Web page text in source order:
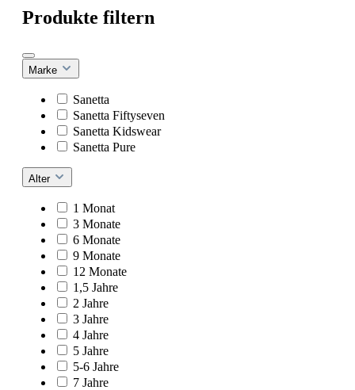
Produkte filtern
Marke
Sanetta
Sanetta Fiftyseven
Sanetta Kidswear
Sanetta Pure
Alter
1 Monat
3 Monate
6 Monate
9 Monate
12 Monate
1,5 Jahre
2 Jahre
3 Jahre
4 Jahre
5 Jahre
5-6 Jahre
7 Jahre